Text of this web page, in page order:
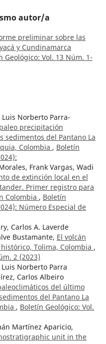
autor/a
preliminar sobre las
y Cundinamarca
Geológico: Vol. 13 Núm. 1-
Norberto Parra-
precipitación
sedimentos del Pantano La
Colombia , Boletín
Frank Vargas, Wadi
de extinción local en el
Primer registro para
Colombia , Boletín
Número Especial de
Carlos A. Laverde
Bustamante, El volcán
Tolima, Colombia ,
2 (2023)
Norberto Parra
Carlos Albeiro
del último
del Pantano La
, Boletín Geológico: Vol.
Martínez Aparicio,
unit in the